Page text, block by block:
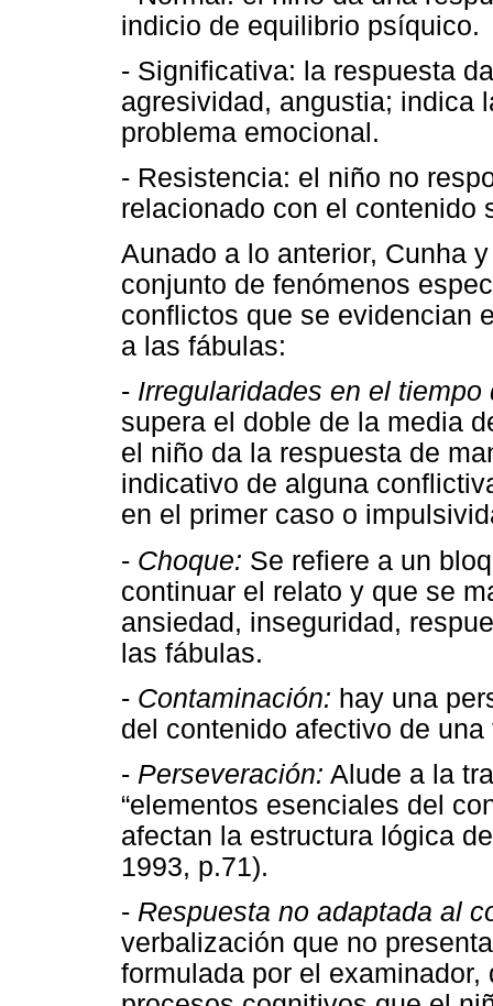
indicio de equilibrio psíquico.
- Significativa: la respuesta
agresividad, angustia; indica
problema emocional.
- Resistencia: el niño no
relacionado con el contenido
Aunado a lo anterior, Cunha
conjunto de fenómenos
conflictos que se evidencian
a las fábulas:
- Irregularidades en el tiempo
supera el doble de la media
el niño da la respuesta de
indicativo de alguna
en el primer caso o
- Choque: Se refiere a un
continuar el relato y que se
ansiedad, inseguridad,
las fábulas.
- Contaminación: hay una
del contenido afectivo de
- Perseveración: Alude a la
“elementos esenciales del
afectan la estructura lógica
1993, p.71).
- Respuesta no adaptada al
verbalización que no
formulada por el